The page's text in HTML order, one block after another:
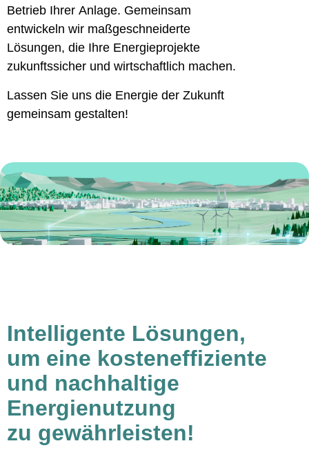
Betrieb Ihrer Anlage. Gemeinsam
entwickeln wir maßgeschneiderte
Lösungen, die Ihre Energieprojekte
zukunftssicher und wirtschaftlich machen.
Lassen Sie uns die Energie der Zukunft
gemeinsam gestalten!
Intelligente Lösungen,
um eine kosteneffiziente
und nachhaltige
Energienutzung
zu gewährleisten!